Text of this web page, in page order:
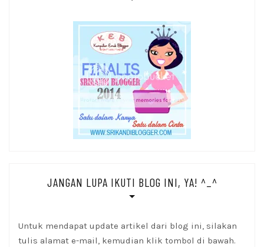
JANGAN LUPA IKUTI BLOG INI, YA! ^_^
Untuk mendapat update artikel dari blog ini, silakan
tulis alamat e-mail, kemudian klik tombol di bawah.